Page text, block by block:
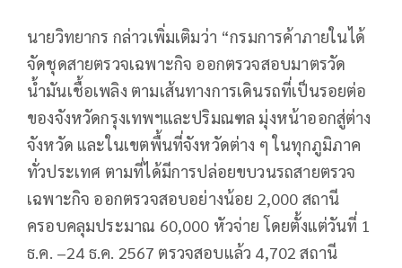
นายวิทยากร กล่าวเพิ่มเติมว่า “กรมการค้าภายในได้
จัดชุดสายตรวจเฉพาะกิจ ออกตรวจสอบมาตรวัด
น้ำมันเชื้อเพลิง ตามเส้นทางการเดินรถที่เป็นรอยต่อ
ของจังหวัดกรุงเทพฯและปริมณฑล มุ่งหน้าออกสู่ต่าง
จังหวัด และในเขตพื้นที่จังหวัดต่าง ๆ ในทุกภูมิภาค
ทั่วประเทศ ตามที่ได้มีการปล่อยขบวนรถสายตรวจ
เฉพาะกิจ ออกตรวจสอบอย่างน้อย 2,000 สถานี
ครอบคลุมประมาณ 60,000 หัวจ่าย โดยตั้งแต่วันที่ 1
ธ.ค. –24 ธ.ค. 2567 ตรวจสอบแล้ว 4,702 สถานี